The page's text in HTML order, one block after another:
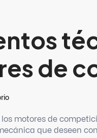
de
motores de
que deseen